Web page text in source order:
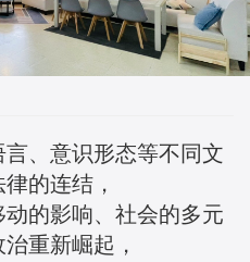
、意识形态等不同文
的连结，
的影响、社会的多元
重新崛起，